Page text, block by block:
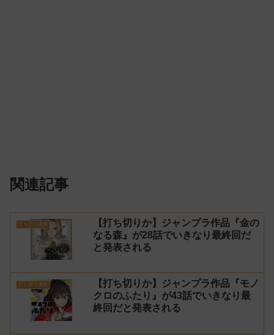
関連記事
打ち切り漫画
【打ち切りか】ジャンプラ作品『金の
なる森』が28話でいきなり最終回だ
と発表される
打ち切り漫画
【打ち切りか】ジャンプラ作品『モノ
クロのふたり』が43話でいきなり最
終回だと発表される